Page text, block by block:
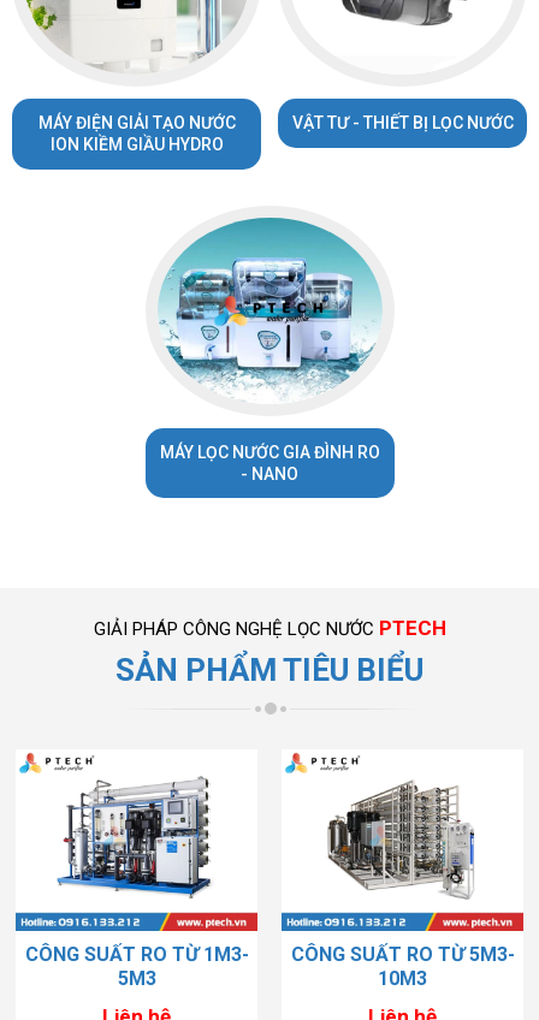
MÁY ĐIỆN GIẢI TẠO NƯỚC
ION KIỀM GIẦU HYDRO
VẬT TƯ - THIẾT BỊ LỌC NƯỚC
MÁY LỌC NƯỚC GIA ĐÌNH RO
- NANO
GIẢI PHÁP CÔNG NGHỆ LỌC NƯỚC PTECH
SẢN PHẨM TIÊU BIỂU
CÔNG SUẤT RO TỪ 1M3-
5M3
CÔNG SUẤT RO TỪ 5M3-
10M3